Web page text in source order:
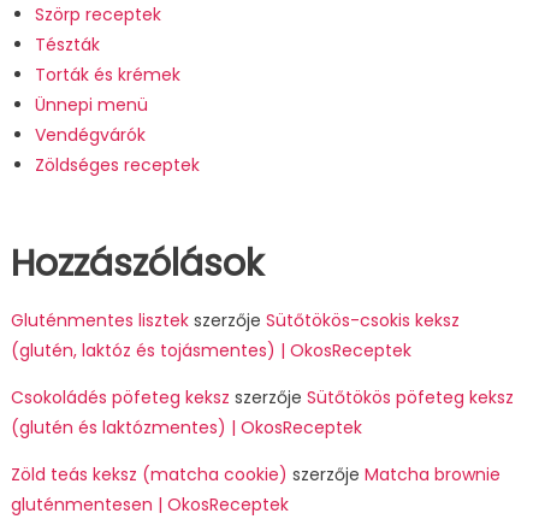
Szörp receptek
Tészták
Torták és krémek
Ünnepi menü
Vendégvárók
Zöldséges receptek
Hozzászólások
Gluténmentes lisztekszerzője Sütőtökös-csokis keksz
(glutén, laktóz és tojásmentes) | OkosReceptek
Csokoládés pöfeteg keksz szerzője Sütőtökös pöfeteg keksz
(glutén és laktózmentes) | OkosReceptek
Zöld teás keksz (matcha cookie) szerzője Matcha brownie
gluténmentesen | OkosReceptek